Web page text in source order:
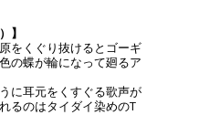
】
をくぐり抜けるとゴーギ
の蝶が輪になって廻るア
に耳元をくすぐる歌声が
るのはタイダイ染めのT